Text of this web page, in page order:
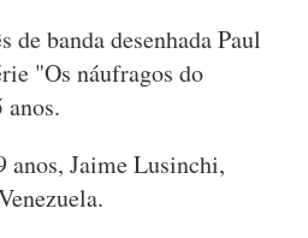
de banda desenhada Paul
"Os náufragos do
anos, Jaime Lusinchi,